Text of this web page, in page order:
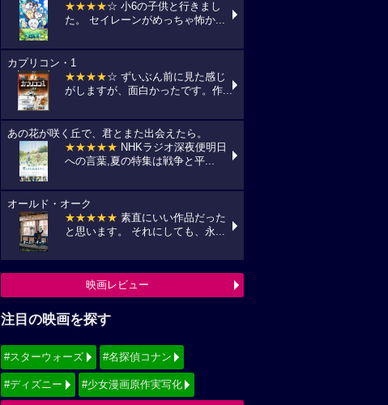
★★★★☆ 小6の子供と行きまし
た。 セイレーンがめっちゃ怖か...
カプリコン・1
★★★★☆ ずいぶん前に見た感じ
がしますが、面白かったです。作...
あの花が咲く丘で、君とまた出会えたら。
★★★★★ NHKラジオ深夜便明日
への言葉,夏の特集は戦争と平...
オールド・オーク
★★★★★ 素直にいい作品だった
と思います。 それにしても、永...
映画レビュー
注目の映画を探す
#スターウォーズ #名探偵コナン
#ディズニー #少女漫画原作実写化